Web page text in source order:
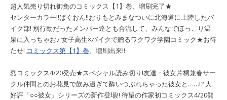
超人気売り切れ御免のコミックス【1】巻、増刷完了★
センターカラー!!ばくおん!!おりもとみまなついに北海道に上陸したバ
イク部! 別行動だったメンバー達とも合流して、みんなでほっこり温
泉に入っちゃお♪ 女子高生×バイクで贈るワクワク学園コミック★お待
たせ! コミックス第【1】巻、増刷出来!!
烈コミックス4/20発売★スペシャル読み切り!友達・彼女片桐兼春サー
クル仲間とのお花見で飲み過ぎて酔いつぶれちゃった彼女と……!? 大
好評「○○彼女」シリーズの新作登場!! 待望の作家初コミックス4/20発